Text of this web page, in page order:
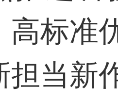
高标准
担当新